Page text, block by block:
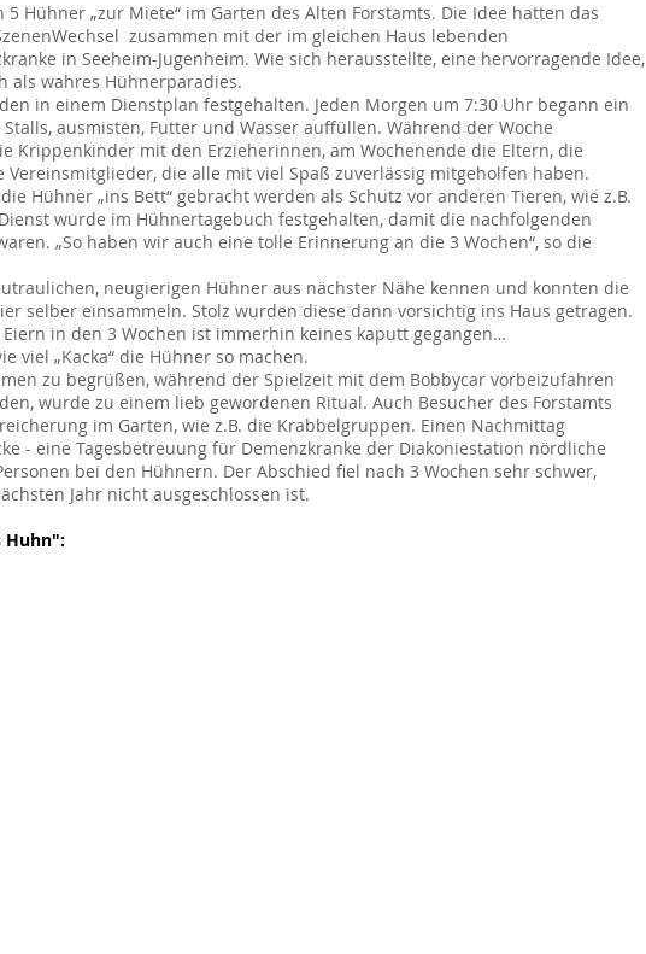
5 Hühner „zur Miete“ im Garten des Alten Forstamts. Die Idee hatten das
zusammen mit der im gleichen Haus lebenden
in Seeheim-Jugenheim. Wie sich herausstellte, eine hervorragende Idee,
als wahres Hühnerparadies.
in einem Dienstplan festgehalten. Jeden Morgen um 7:30 Uhr begann ein
ausmisten, Futter und Wasser auffüllen. Während der Woche
Krippenkinder mit den Erzieherinnen, am Wochenende die Eltern, die
die alle mit viel Spaß zuverlässig mitgeholfen haben.
Hühner „ins Bett“ gebracht werden als Schutz vor anderen Tieren, wie z.B.
wurde im Hühnertagebuch festgehalten, damit die nachfolgenden
„So haben wir auch eine tolle Erinnerung an die 3 Wochen“, so die
neugierigen Hühner aus nächster Nähe kennen und konnten die
selber einsammeln. Stolz wurden diese dann vorsichtig ins Haus getragen.
in den 3 Wochen ist immerhin keines kaputt gegangen…
viel „Kacka“ die Hühner so machen.
zu begrüßen, während der Spielzeit mit dem Bobbycar vorbeizufahren
wurde zu einem lieb gewordenen Ritual. Auch Besucher des Forstamts
im Garten, wie z.B. die Krabbelgruppen. Einen Nachmittag
- eine Tagesbetreuung für Demenzkranke der Diakoniestation nördliche
bei den Hühnern. Der Abschied fiel nach 3 Wochen sehr schwer,
Jahr nicht ausgeschlossen ist.
Huhn":